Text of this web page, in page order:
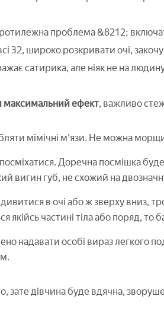
проблема &8212;
32, широко розкривати очі,
сатирика, але ніяк не на
ефект, важливо
мімічні м'язи. Не можна
Доречна посмішка
вигин губ, не схожий на
в очі або ж зверху вниз,
якійсь частині тіла або поряд,
надавати особі вираз легкого
зате дівчина буде вдячна,